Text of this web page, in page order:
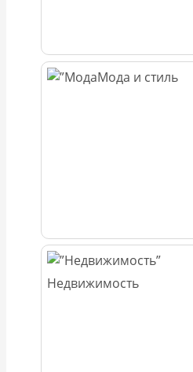
Мода и стиль
Недвижимость